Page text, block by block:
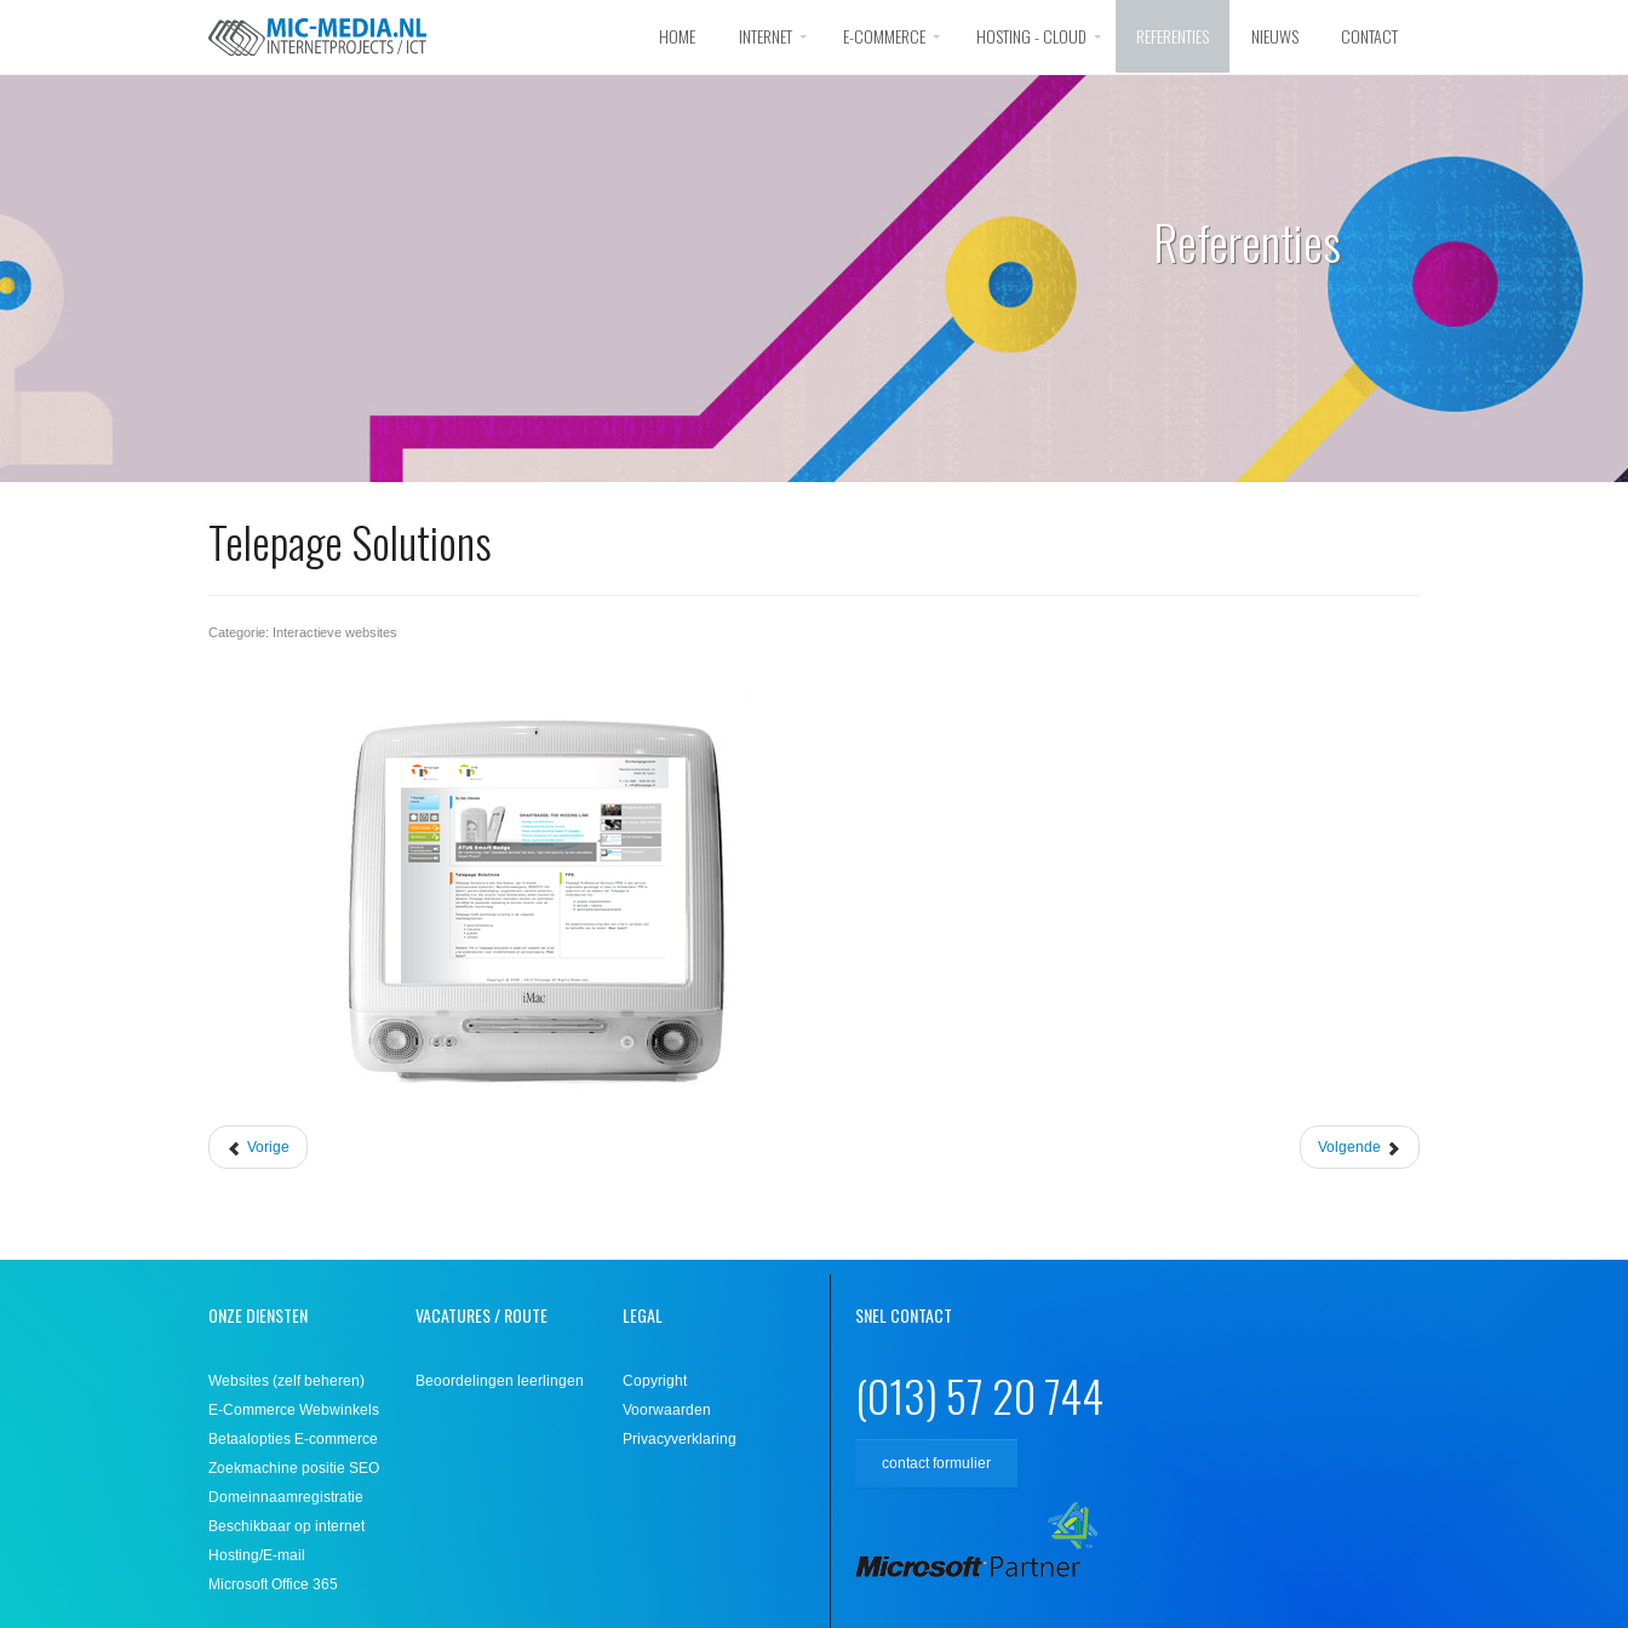
HOME INTERNET E-COMMERCE HOSTING - CLOUD REFERENTIES NIEUWS CONTACT
Referenties
Telepage Solutions
Categorie: Interactieve websites
Vorige Volgende
ONZE DIENSTEN
Websites (zelf beheren)
E-Commerce Webwinkels
Betaalopties E-commerce
Zoekmachine positie SEO
Domeinnaamregistratie
Beschikbaar op internet
Hosting/E-mail
Microsoft Office 365
VACATURES / ROUTE
Beoordelingen leerlingen
LEGAL
Copyright
Voorwaarden
Privacyverklaring
SNEL CONTACT
(013) 57 20 744
contact formulier